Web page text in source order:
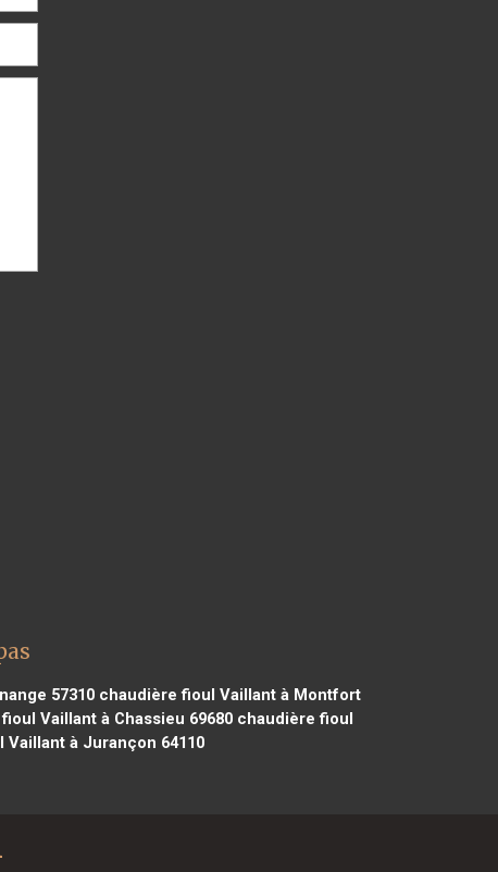
57310chaudière fioul Vaillant à Montfort
Vaillant à Chassieu 69680chaudière fioul
à Jurançon 64110